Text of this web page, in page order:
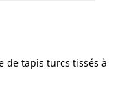
de tapis turcs tissés à